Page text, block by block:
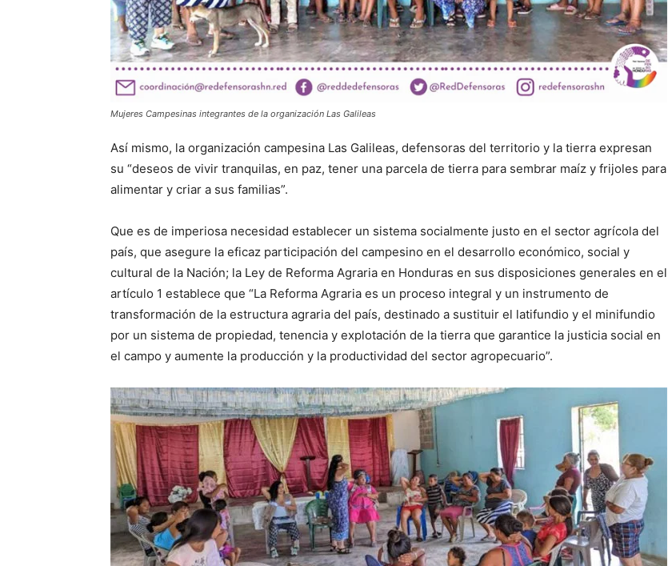
Mujeres Campesinas integrantes de la organización Las Galileas
Así mismo, la organización campesina Las Galileas, defensoras del territorio y la tierra expresan
su “deseos de vivir tranquilas, en paz, tener una parcela de tierra para sembrar maíz y frijoles para
alimentar y criar a sus familias”.
Que es de imperiosa necesidad establecer un sistema socialmente justo en el sector agrícola del
país, que asegure la eficaz participación del campesino en el desarrollo económico, social y
cultural de la Nación; la Ley de Reforma Agraria en Honduras en sus disposiciones generales en el
artículo 1 establece que “La Reforma Agraria es un proceso integral y un instrumento de
transformación de la estructura agraria del país, destinado a sustituir el latifundio y el minifundio
por un sistema de propiedad, tenencia y explotación de la tierra que garantice la justicia social en
el campo y aumente la producción y la productividad del sector agropecuario”.